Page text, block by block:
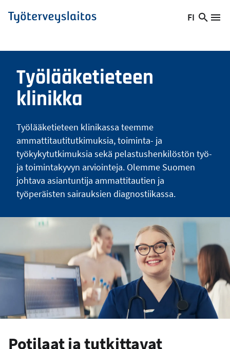
Hyppää
pääsisältöön
Työterveyslaitos
Vaihda
kieli:
FI
Hae
Työlääketieteen
klinikka
Työlääketieteen klinikassa teemme
ammattitautitutkimuksia, toiminta- ja
työkykytutkimuksia sekä pelastushenkilöstön työ-
ja toimintakyvyn arviointeja. Olemme Suomen
johtava asiantuntija ammattitautien ja
työperäisten sairauksien diagnostiikassa.
Potilaat ja tutkittavat